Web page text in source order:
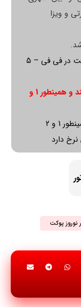
و ویزا
2 شب اقامت در کرابی – 2 شب اقامت در فی فی – 5
تاریخ‌های پرواز: 26،27،28 و 29 اسفند و همینطور 1 و
در تاریخ‌های 28 و 29 اسفند و همینطور 1 و 2
نوروز پوکت